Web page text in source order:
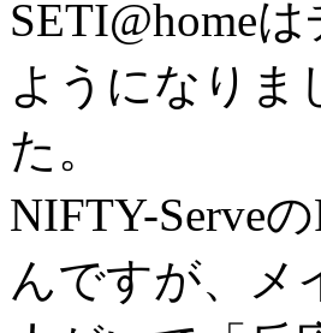
SETI@home
ようになりま
た。
NIFTY-Serve
んですが、メ